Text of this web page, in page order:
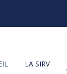
LA SIRV